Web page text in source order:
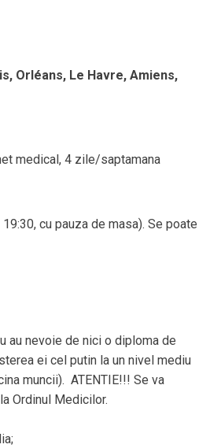
Orléans, Le Havre, Amiens,
medical, 4 zile/saptamana
cu pauza de masa). Se poate
au nevoie de nici o diploma de
ei cel putin la un nivel mediu
muncii). ATENTIE!!! Se va
Ordinul Medicilor.